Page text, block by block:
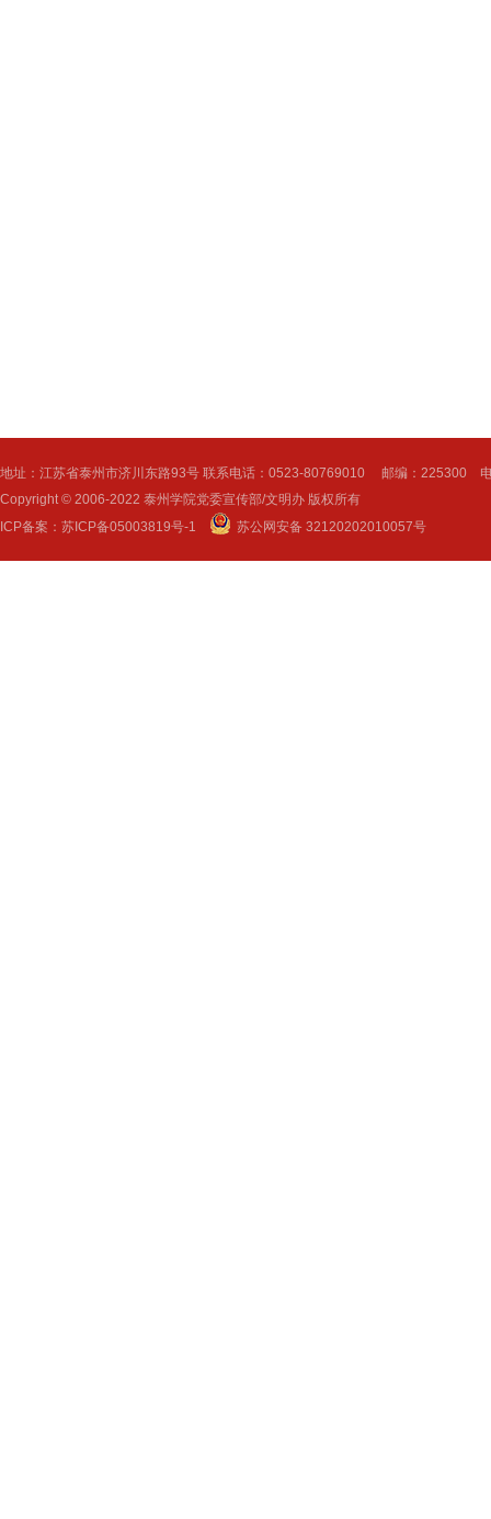
地址：江苏省泰州市济川东路93号 联系电话：0523-80769010 邮编：225300
Copyright © 2006-2022 泰州学院党委宣传部/文明办 版权所有
ICP备案： 苏ICP备05003819号-1 苏公网安备 32120202010057号